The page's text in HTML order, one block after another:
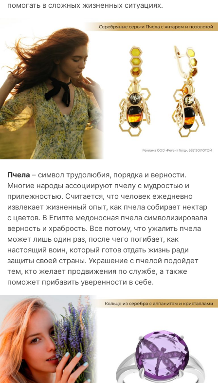
помогать в сложных жизненных ситуациях.
Пчела – символ трудолюбия, порядка и верности.
Многие народы ассоциируют пчелу с мудростью и
прилежностью. Считается, что человек ежедневно
извлекает жизненный опыт, как пчела собирает нектар
с цветов. В Египте медоносная пчела символизировала
верность и храбрость. Все потому, что ужалить пчела
может лишь один раз, после чего погибает, как
настоящий воин, который готов отдать жизнь ради
защиты своей страны. Украшение с пчелой подойдет
тем, кто желает продвижения по службе, а также
поможет прибавить уверенности в себе.